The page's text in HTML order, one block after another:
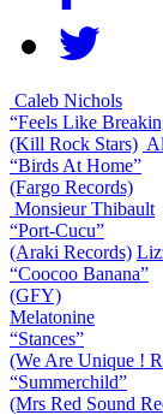
Caleb Nichols
“Feels Like
(Kill Rock Stars)
“Birds At Home”
(Fargo Records)
Monsieur Thibault
“Port-Cucu”
(Araki Records)
“Coocoo Banana”
(GFY)
Melatonine
“Stances”
(We Are Unique !
“Summerchild”
(Mrs Red Sound